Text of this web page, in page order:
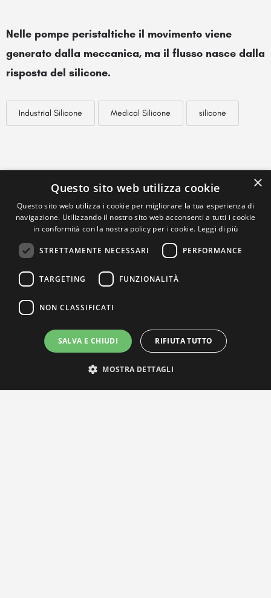
Nelle pompe peristaltiche il movimento viene
generato dalla meccanica, ma il flusso nasce dalla
risposta del silicone.
Industrial Silicone Medical Silicone silicone
×
Questo sito web utilizza cookie
Questo sito web utilizza i cookie per migliorare la tua esperienza di
navigazione. Utilizzando il nostro sito web acconsenti a tutti i cookie
in conformità con la nostra policy per i cookie. Leggi di più
STRETTAMENTE NECESSARI PERFORMANCE
TARGETING FUNZIONALITÀ
NON CLASSIFICATI
SALVA E CHIUDI RIFIUTA TUTTO
MOSTRA DETTAGLI